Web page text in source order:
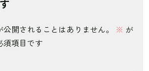
開されることはありません。 ※ が
須項目です